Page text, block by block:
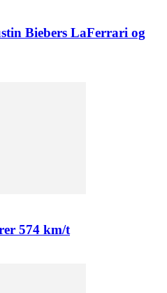
Biebers LaFerrari og
574 km/t